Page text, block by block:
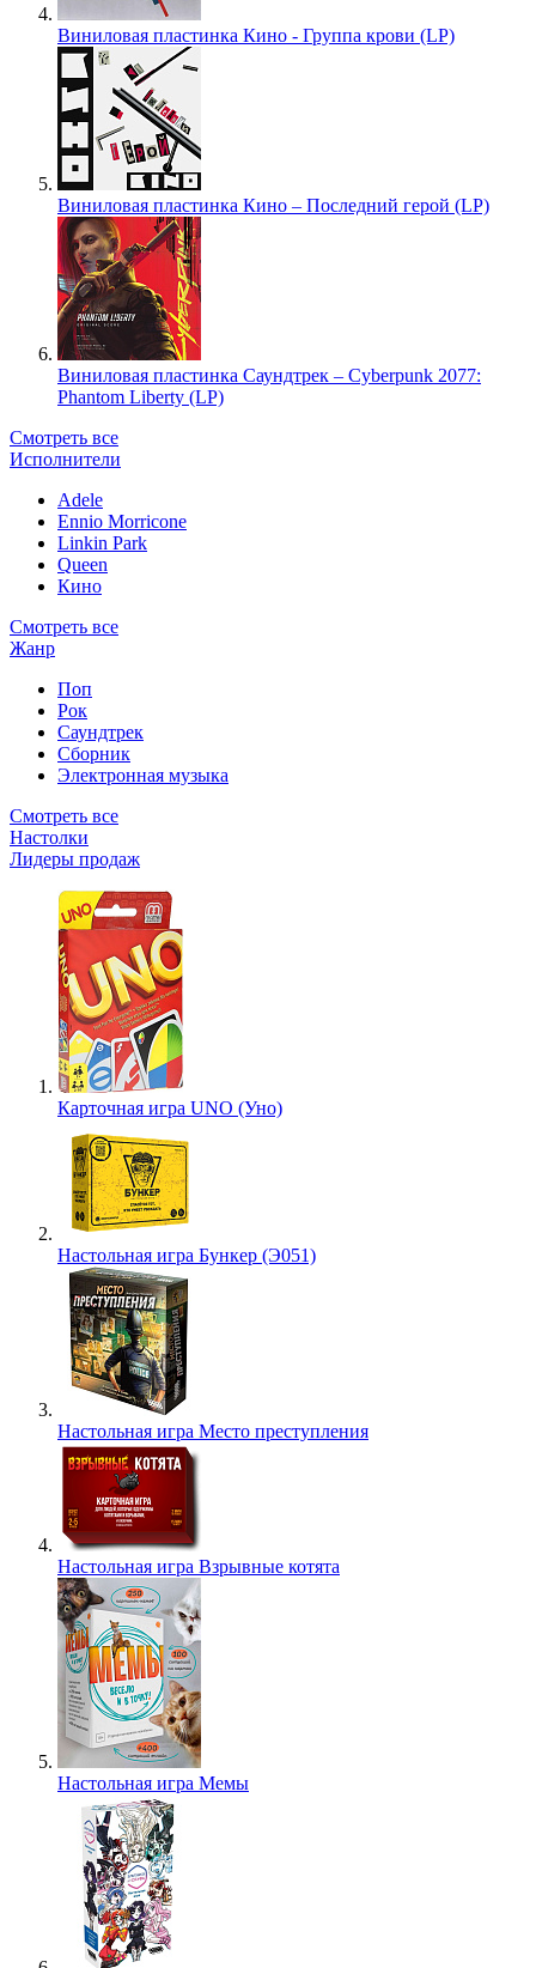
Виниловая пластинка Кино - Группа крови (LP)
Виниловая пластинка Кино – Последний герой (LP)
Виниловая пластинка Саундтрек – Cyberpunk 2077:
Phantom Liberty (LP)
Смотреть все
Исполнители
Adele
Ennio Morricone
Linkin Park
Queen
Кино
Смотреть все
Жанр
Поп
Рок
Саундтрек
Сборник
Электронная музыка
Смотреть все
Настолки
Лидеры продаж
Карточная игра UNO (Уно)
Настольная игра Бункер (Э051)
Настольная игра Место преступления
Настольная игра Взрывные котята
Настольная игра Мемы